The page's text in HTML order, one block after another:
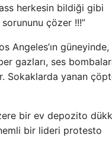
herkesin bildiği gibi
çözer !!!”
Angeles’ın güneyinde,
gazları, ses
Sokaklarda yanan
bir ev depozito
bir lideri protesto